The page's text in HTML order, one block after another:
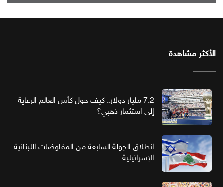
الأكثر مشاهدة
7.2 مليار دولار.. كيف حول كأس العالم الرعاية
إلى استثمار ذهبي؟
انطلاق الجولة السابعة من المفاوضات اللبنانية
الإسرائيلية